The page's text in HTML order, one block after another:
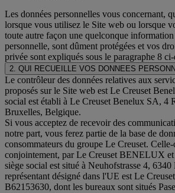
Les données personnelles vous concernant,
lorsque vous utilisez le Site web ou lorsque
toute autre façon une quelconque
personnelle, sont dûment protégées et vos
privée sont expliqués sous le paragraphe 8 ci-
2. QUI RECUEILLE VOS DONNEES
Le contrôleur des données relatives aux
proposés sur le Site web est Le Creuset
social est établi à Le Creuset Benelux SA, 4
Bruxelles, Belgique.
Si vous acceptez de recevoir des
notre part, vous ferez partie de la base de
consommateurs du groupe Le Creuset. Celle-
conjointement, par Le Creuset BENELUX
siège social est situé à Neuhofstrasse 4, 6340
représentant désigné dans l'UE est Le
B62153630, dont les bureaux sont situés